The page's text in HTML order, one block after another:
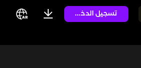
تسجيل الدخول